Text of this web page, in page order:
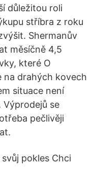
důležitou roli
stříbra z roku
Shermanův
měsíčně 4,5
které O
na drahých kovech
situace není
Výprodejů se
pečlivěji
pokles Chci